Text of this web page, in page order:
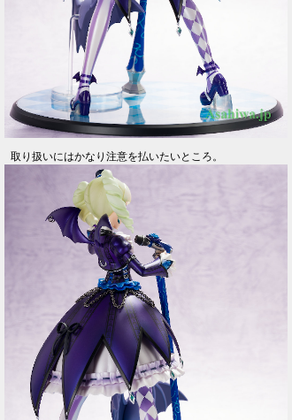
取り扱いにはかなり注意を払いたいところ。